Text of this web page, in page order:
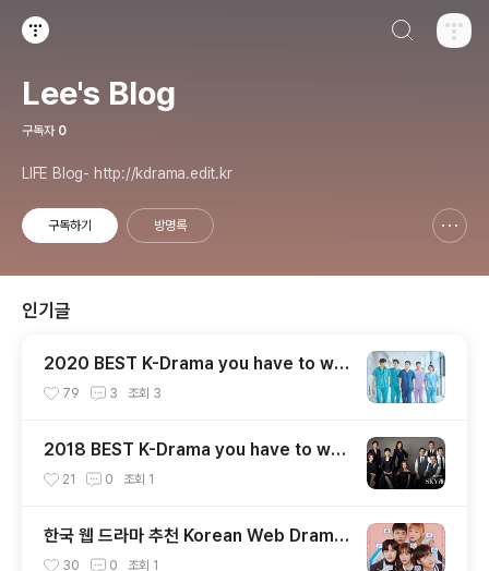
Lee's Blog
구독자 0
LIFE Blog- http://kdrama.edit.kr
구독하기 방명록
인기글
2020 BEST K-Drama you have to wa
tch 꼭 봐야할 한국 드라마 !추천!
79 3 조회 3
2018 BEST K-Drama you have to wat
ch 꼭 봐야할 한국 드라마 !추천!
21 0 조회 1
한국 웹 드라마 추천 Korean Web Drama
Recommendation
30 0 조회 1